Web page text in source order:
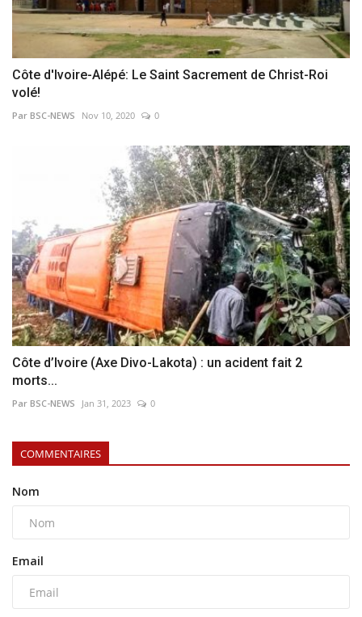
Côte d'Ivoire-Alépé: Le Saint Sacrement de Christ-Roi
volé!
Par BSC-NEWS Nov 10, 2020 0
Côte d’Ivoire (Axe Divo-Lakota) : un acident fait 2
morts...
Par BSC-NEWS Jan 31, 2023 0
COMMENTAIRES
Nom
Email